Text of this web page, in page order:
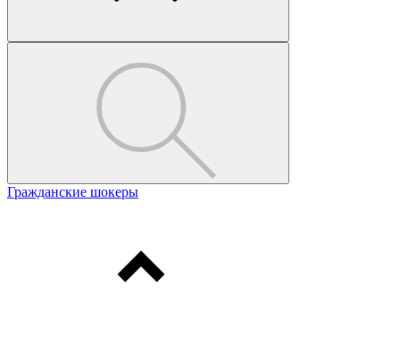
Гражданские шокеры